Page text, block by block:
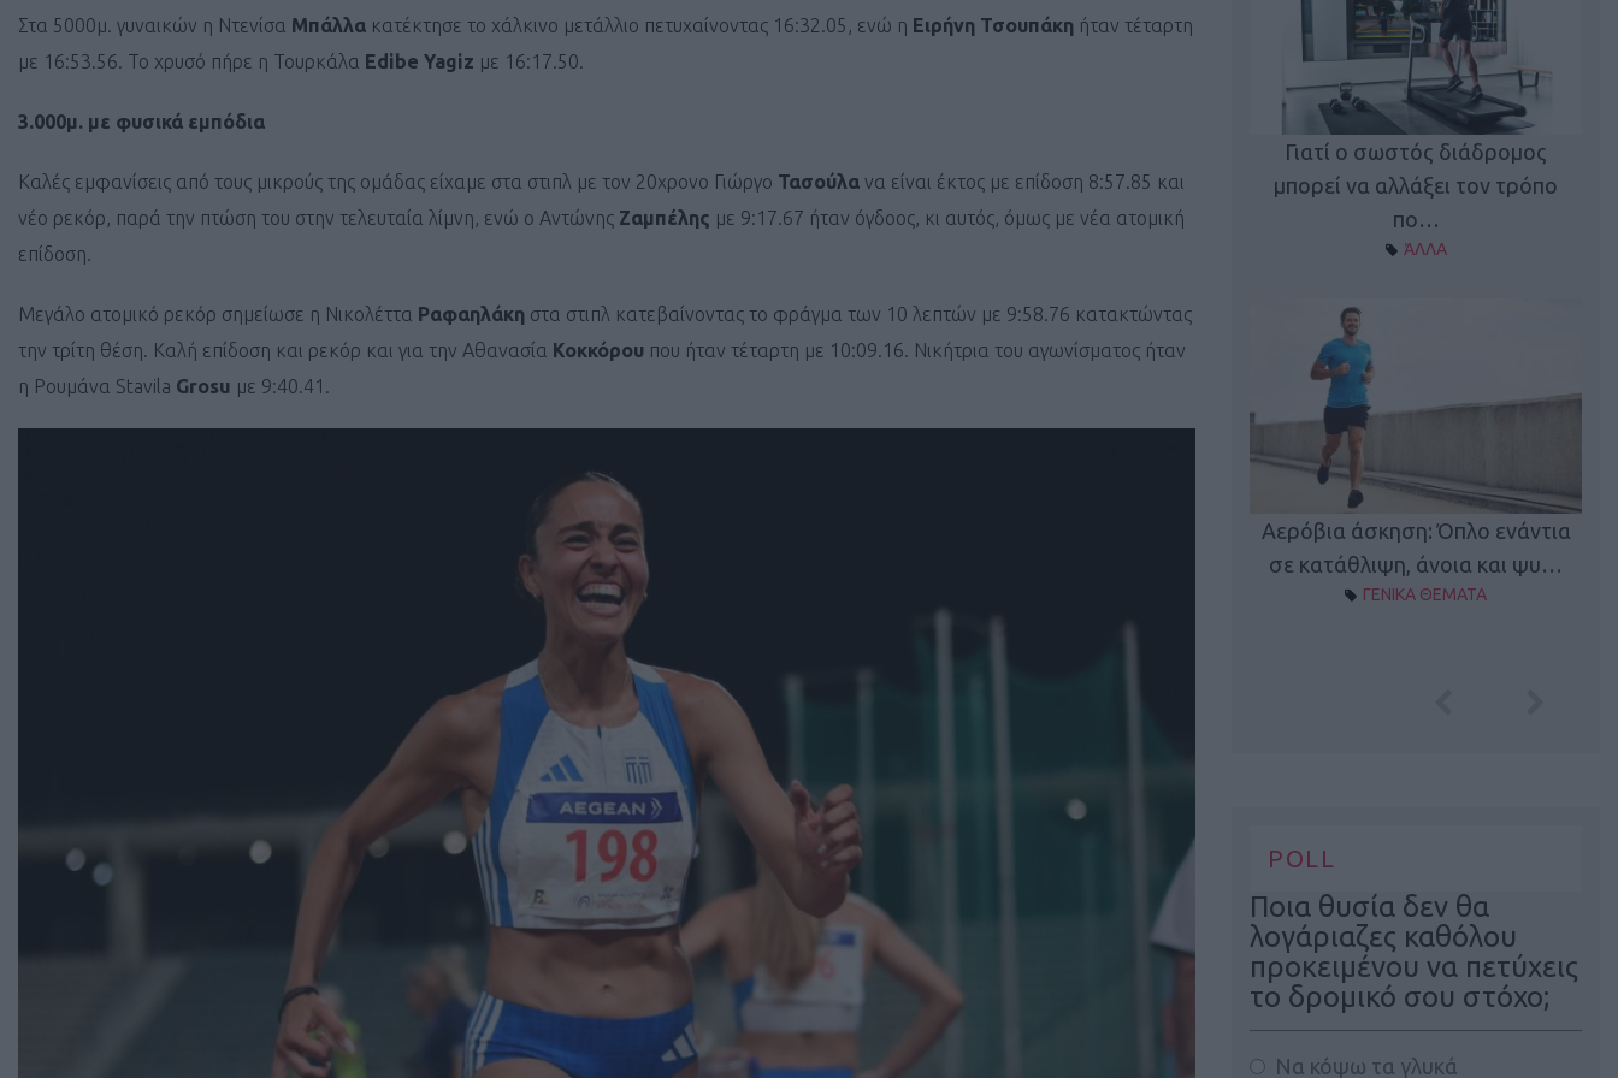
Στα 5000μ. γυναικών η Ντενίσα Μπάλλα κατέκτησε το χάλκινο μετάλλιο πετυχαίνοντας 16:32.05, ενώ η Ειρήνη Τσουπάκη ήταν τέταρτη
με 16:53.56. Το χρυσό πήρε η Τουρκάλα Edibe Yagiz με 16:17.50.
3.000μ. με φυσικά εμπόδια
Καλές εμφανίσεις από τους μικρούς της ομάδας είχαμε στα στιπλ με τον 20χρονο Γιώργο Τασούλα να είναι έκτος με επίδοση 8:57.85 και
νέο ρεκόρ, παρά την πτώση του στην τελευταία λίμνη, ενώ ο Αντώνης Ζαμπέλης με 9:17.67 ήταν όγδοος, κι αυτός, όμως με νέα ατομική
επίδοση.
Μεγάλο ατομικό ρεκόρ σημείωσε η Νικολέττα Ραφαηλάκη στα στιπλ κατεβαίνοντας το φράγμα των 10 λεπτών με 9:58.76 κατακτώντας
την τρίτη θέση. Καλή επίδοση και ρεκόρ και για την Αθανασία Κοκκόρου που ήταν τέταρτη με 10:09.16. Νικήτρια του αγωνίσματος ήταν
η Ρουμάνα Stavila Grosu με 9:40.41.
Καφές και καφεΐνη
ΓΕΝΙΚΑ ΘΕΜΑΤΑ
Γιατί ο σωστός διάδρομος
μπορεί να αλλάξει τον τρόπο
πο…
ΆΛΛΑ
Αερόβια άσκηση: Όπλο ενάντια
σε κατάθλιψη, άνοια και ψυ…
ΓΕΝΙΚΑ ΘΕΜΑΤΑ
POLL
Ποια θυσία δεν θα
λογάριαζες καθόλου
προκειμένου να πετύχεις
το δρομικό σου στόχο;
Να κόψω τα γλυκά